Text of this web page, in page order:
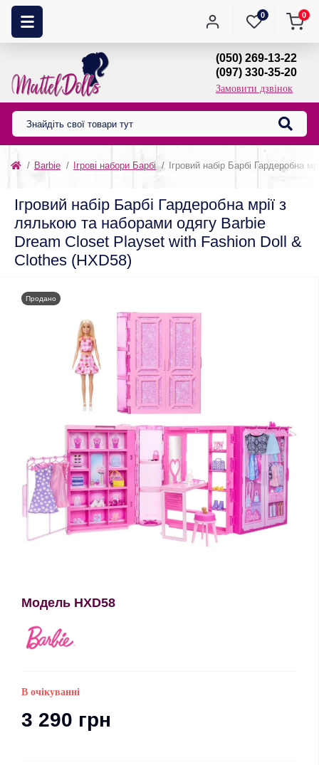
0 0
(050) 269-13-22
(097) 330-35-20
Замовити дзвінок
Barbie Ігрові набори Барбі Ігровий набір Барбі
Ігровий набір Барбі Гардеробна мрії з
лялькою та наборами одягу Barbie
Dream Closet Playset with Fashion Doll &
Clothes (HXD58)
Модель HXD58
Продано
В очікуванні
3 290 грн